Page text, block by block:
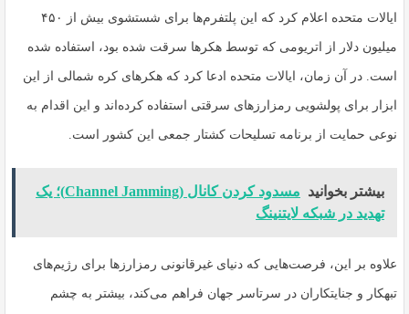
ایالات متحده اعلام کرد که این پلتفرم‌ها برای شستشوی بیش از ۴۵۰
میلیون دلار از اتریومی که توسط هکرها سرقت شده بود، استفاده شده
است. در آن زمان، ایالات متحده ادعا کرد که هکرهای کره شمالی از این
ابزار برای پولشویی رمزارزهای سرقتی استفاده کرده‌اند و این اقدام به
نوعی حمایت از برنامه تسلیحات کشتار جمعی این کشور است.
بیشتر بخوانید
مسدود کردن کانال (Channel Jamming)؛ یک
تهدید در شبکه لایتنینگ
علاوه بر این، فرصت‌هایی که دنیای غیرقانونی رمزارزها برای رژیم‌های
تبهکار و جنایتکاران در سرتاسر جهان فراهم می‌کند، بیشتر به چشم